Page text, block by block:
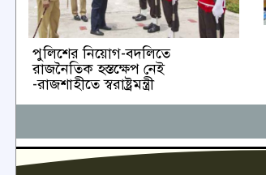
পুলিশের নিয়োগ-বদলিতে
রাজনৈতিক হস্তক্ষেপ নেই
-রাজশাহীতে স্বরাষ্ট্রমন্ত্রী